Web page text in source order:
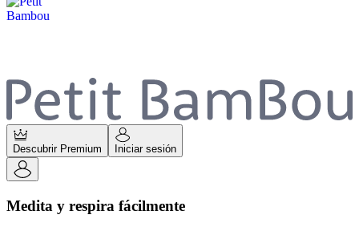
Descubrir Premium Iniciar sesión
Medita y respira fácilmente